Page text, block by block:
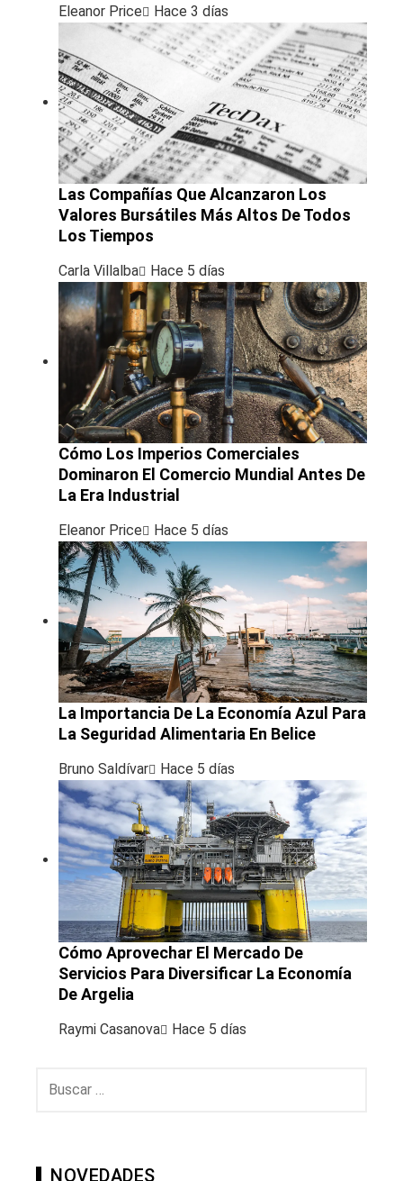
Eleanor Price Hace 3 días
Las Compañías Que Alcanzaron Los
Valores Bursátiles Más Altos De Todos
Los Tiempos
Carla Villalba Hace 5 días
Cómo Los Imperios Comerciales
Dominaron El Comercio Mundial Antes De
La Era Industrial
Eleanor Price Hace 5 días
La Importancia De La Economía Azul Para
La Seguridad Alimentaria En Belice
Bruno Saldívar Hace 5 días
Cómo Aprovechar El Mercado De
Servicios Para Diversificar La Economía
De Argelia
Raymi Casanova Hace 5 días
NOVEDADES